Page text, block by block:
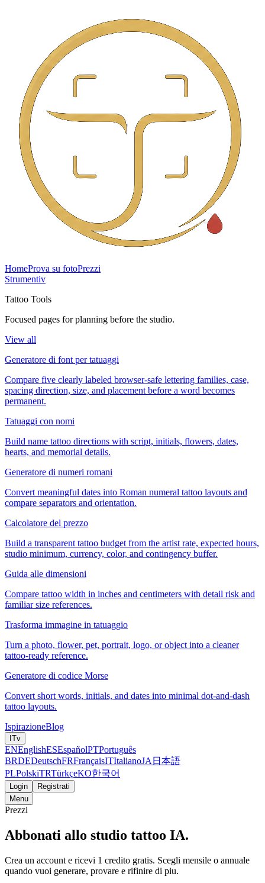
HomeProva su fotoPrezzi
Strumentiv
Tattoo Tools
Focused pages for planning before the studio.
View all
Generatore di font per tatuaggi
Compare five clearly labeled browser-safe lettering families, case,
spacing direction, size, and placement before a word becomes
permanent.
Tatuaggi con nomi
Build name tattoo directions with script, initials, flowers, dates,
hearts, and memorial details.
Generatore di numeri romani
Convert meaningful dates into Roman numeral tattoo layouts and
compare separators and orientation.
Calcolatore del prezzo
Build a transparent tattoo budget from the artist rate, expected hours,
studio minimum, currency, color, and contingency buffer.
Guida alle dimensioni
Compare tattoo width in inches and centimeters with detail risk and
familiar size references.
Trasforma immagine in tatuaggio
Turn a photo, flower, pet, portrait, logo, or object into a cleaner
tattoo-ready reference.
Generatore di codice Morse
Convert short words, initials, and dates into minimal dot-and-dash
tattoo layouts.
IspirazioneBlog
ITv
ENEnglishESEspañolPTPortuguês
BRDEDeutschFRFrançaisITItalianoJA 日本語
PLPolskiTRTürkçeKO한국어
Login
Registrati
Menu
Prezzi
Abbonati allo studio tattoo IA.
Crea un account e ricevi 1 credito gratis. Scegli mensile o annuale
quando vuoi generare, provare e rifinire di piu.